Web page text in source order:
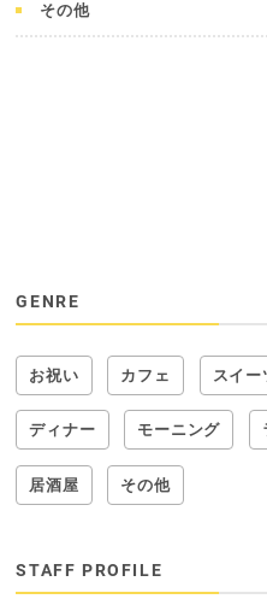
その他
GENRE
お祝い カフェ スイー
ディナー モーニング
居酒屋 その他
STAFF PROFILE